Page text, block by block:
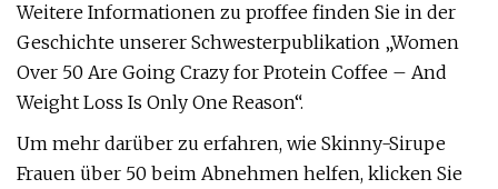
Weitere Informationen zu proffee finden Sie in der
Geschichte unserer Schwesterpublikation „Women
Over 50 Are Going Crazy for Protein Coffee – And
Weight Loss Is Only One Reason“.
Um mehr darüber zu erfahren, wie Skinny-Sirupe
Frauen über 50 beim Abnehmen helfen, klicken Sie